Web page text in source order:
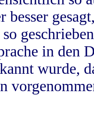
besser
so
in
wurde,